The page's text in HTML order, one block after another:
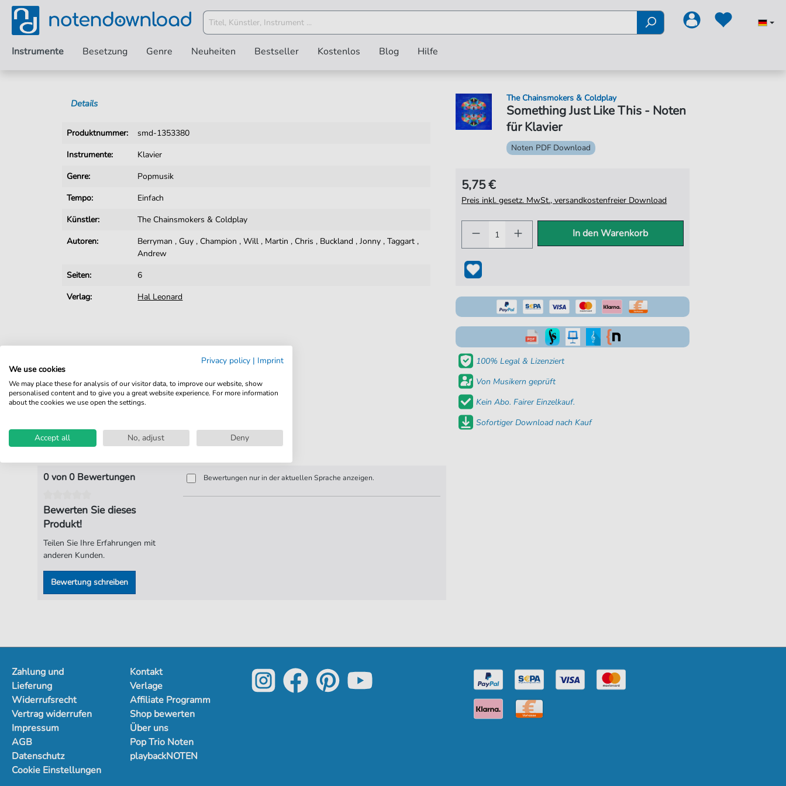
Instrumente Besetzung Genre Neuheiten Bestseller Kostenlos Blog Hilfe
Details
Produktnummer:
smd-1353380
Instrumente:
Klavier
Genre:
Popmusik
Tempo:
Einfach
Künstler:
The Chainsmokers & Coldplay
Autoren:
Berryman , Guy , Champion ,Will , Martin , Chris , Buckland ,Jonny ,Taggart ,
Andrew
Seiten:
6
Verlag:
Hal Leonard
Something Just Like This - Noten
für Klavier
The Chainsmokers & Coldplay
Noten PDF Download
5,75 €
Preis inkl. gesetz. MwSt., versandkostenfreier Download
In den Warenkorb
100% Legal & Lizenziert
Von Musikern geprüft
Kein Abo. Fairer Einzelkauf.
Sofortiger Download nach Kauf
Produktbewertungen
0 von 0 Bewertungen
Bewerten Sie dieses
Produkt!
Teilen Sie Ihre Erfahrungen mit
anderen Kunden.
Bewertung schreiben
Bewertungen nur in der aktuellen Sprache anzeigen.
Zahlung und
Lieferung
Widerrufsrecht
Vertrag widerrufen
Impressum
AGB
Datenschutz
Cookie Einstellungen
Kontakt
Verlage
Affiliate Programm
Shop bewerten
Über uns
Pop Trio Noten
playbackNOTEN
Privacy policy | Imprint
We use cookies
We may place these for analysis of our visitor data, to improve our website, show
personalised content and to give you a great website experience. For more information
about the cookies we use open the settings.
Accept all No, adjust Deny